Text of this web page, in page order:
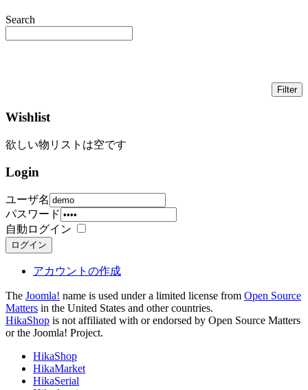
Search
Wishlist
欲しい物リストは空です
Login
ユーザ名
パスワード
自動ログイン
ログイン
アカウントの作成
The Joomla! name is used under a limited license from Open Source
Matters in the United States and other countries.
HikaShop is not affiliated with or endorsed by Open Source Matters
or the Joomla! Project.
HikaShop
HikaMarket
HikaSerial